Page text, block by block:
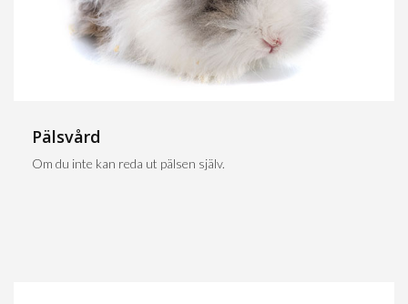
Pälsvård
Om du inte kan reda ut pälsen själv.